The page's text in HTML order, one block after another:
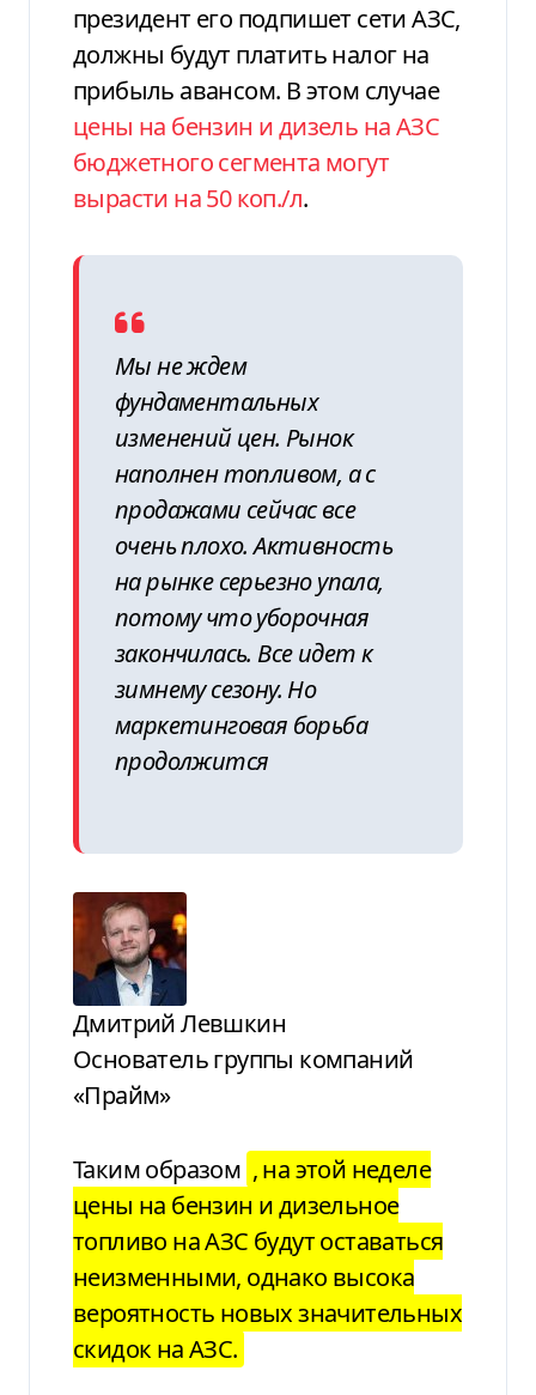
президент его подпишет сети АЗС,
должны будут платить налог на
прибыль авансом. В этом случае
цены на бензин и дизель на АЗС
бюджетного сегмента могут
вырасти на 50 коп./л.
Мы не ждем
фундаментальных
изменений цен. Рынок
наполнен топливом, а с
продажами сейчас все
очень плохо. Активность
на рынке серьезно упала,
потому что уборочная
закончилась. Все идет к
зимнему сезону. Но
маркетинговая борьба
продолжится
Дмитрий Левшкин
Основатель группы компаний
«Прайм»
Таким образом , на этой неделе
цены на бензин и дизельное
топливо на АЗС будут оставаться
неизменными, однако высока
вероятность новых значительных
скидок на АЗС.